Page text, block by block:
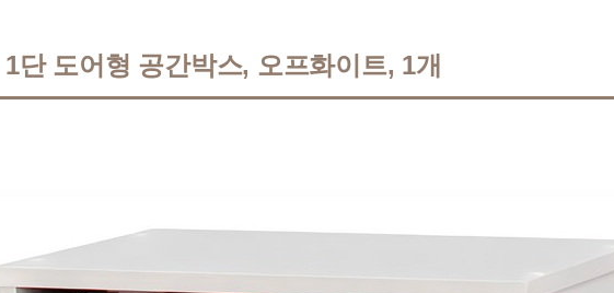
단 도어형 공간박스, 오프화이트, 1개